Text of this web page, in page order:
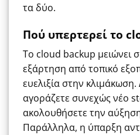
τα δύο.
Πού υπερτερεί το
Το cloud backup μειώνει
εξάρτηση από τοπικό
ευελιξία στην κλιμάκωση.
αγοράζετε συνεχώς νέο
ακολουθήσετε την
Παράλληλα, η ύπαρξη